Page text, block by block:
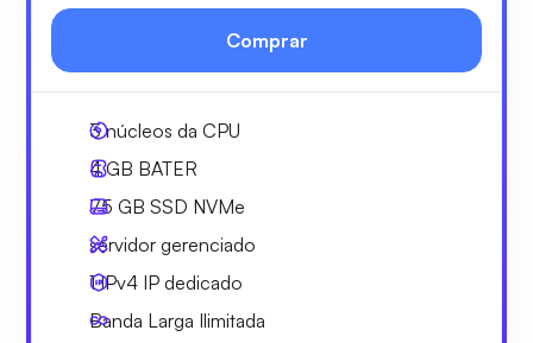
Comprar
3núcleos da CPU
4 GB BATER
75 GB SSD NVMe
servidor gerenciado
1 IPv4 IP dedicado
Banda Larga Ilimitada